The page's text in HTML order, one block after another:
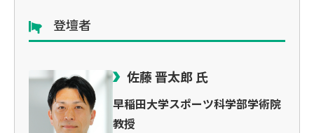
登壇者
佐藤 晋太郎 氏
早稲田大学スポーツ科学部学術院
教授